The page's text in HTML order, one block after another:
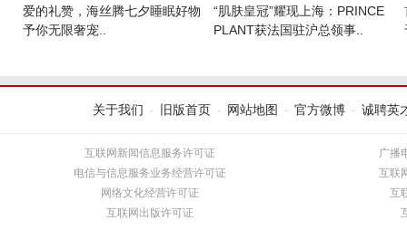
爱的礼赞，海丝腾七夕睡眠好物
予你无限奢宠..
“肌肤皇冠”耀现上海：PRINCE
PLANT获法国驻沪总领事..
关于我们 - 旧版首页 - 网站地图 - 官方微博 - 诚聘英
互联网新闻信息服务许可证
电信与信息服务业务经营许可证
网络文化经营许可证
互联网出版许可证
广播
互联
互